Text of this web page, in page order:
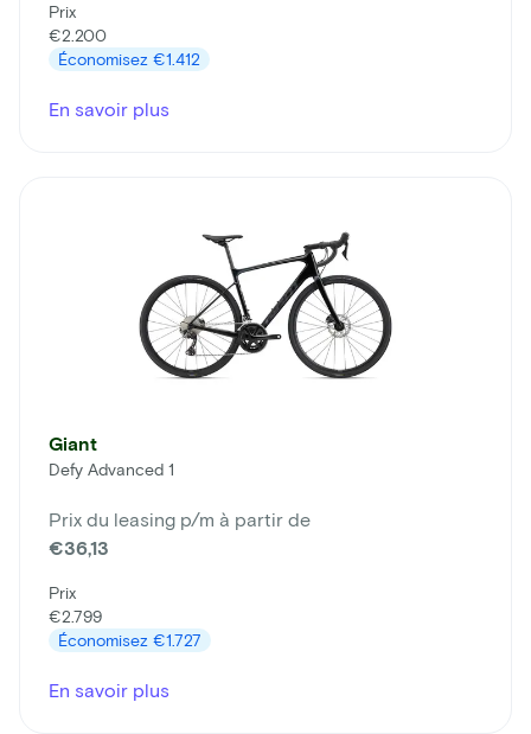
Prix
€2.200
Économisez €1.412
En savoir plus
Giant
Defy Advanced 1
Prix du leasing p/m à partir de
€36,13
Prix
€2.799
Économisez €1.727
En savoir plus